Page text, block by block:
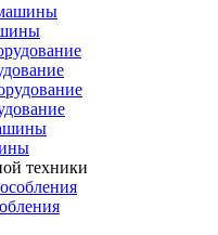
техники